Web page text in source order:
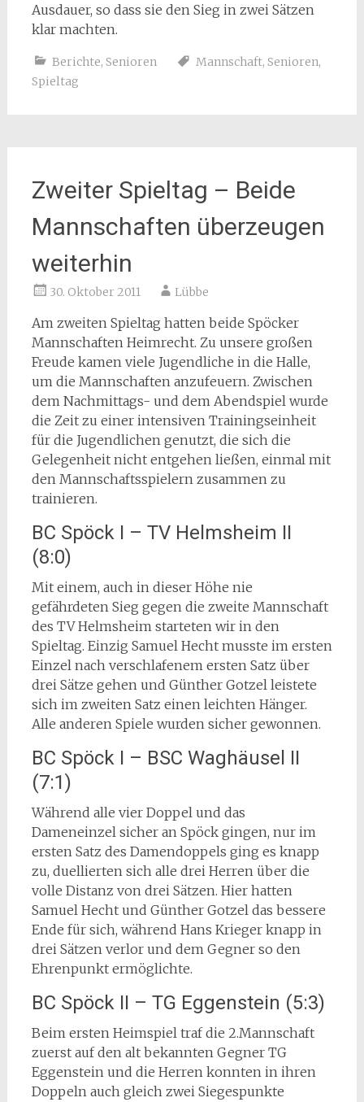
Ausdauer, so dass sie den Sieg in zwei Sätzen
klar machten.
Berichte, Senioren Mannschaft, Senioren,
Spieltag
Zweiter Spieltag – Beide
Mannschaften überzeugen
weiterhin
30. Oktober 2011 Lübbe
Am zweiten Spieltag hatten beide Spöcker
Mannschaften Heimrecht. Zu unsere großen
Freude kamen viele Jugendliche in die Halle,
um die Mannschaften anzufeuern. Zwischen
dem Nachmittags- und dem Abendspiel wurde
die Zeit zu einer intensiven Trainingseinheit
für die Jugendlichen genutzt, die sich die
Gelegenheit nicht entgehen ließen, einmal mit
den Mannschaftsspielern zusammen zu
trainieren.
BC Spöck I – TV Helmsheim II
(8:0)
Mit einem, auch in dieser Höhe nie
gefährdeten Sieg gegen die zweite Mannschaft
des TV Helmsheim starteten wir in den
Spieltag. Einzig Samuel Hecht musste im ersten
Einzel nach verschlafenem ersten Satz über
drei Sätze gehen und Günther Gotzel leistete
sich im zweiten Satz einen leichten Hänger.
Alle anderen Spiele wurden sicher gewonnen.
BC Spöck I – BSC Waghäusel II
(7:1)
Während alle vier Doppel und das
Dameneinzel sicher an Spöck gingen, nur im
ersten Satz des Damendoppels ging es knapp
zu, duellierten sich alle drei Herren über die
volle Distanz von drei Sätzen. Hier hatten
Samuel Hecht und Günther Gotzel das bessere
Ende für sich, während Hans Krieger knapp in
drei Sätzen verlor und dem Gegner so den
Ehrenpunkt ermöglichte.
BC Spöck II – TG Eggenstein (5:3)
Beim ersten Heimspiel traf die 2.Mannschaft
zuerst auf den alt bekannten Gegner TG
Eggenstein und die Herren konnten in ihren
Doppeln auch gleich zwei Siegespunkte